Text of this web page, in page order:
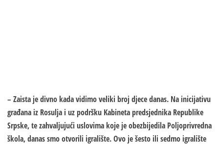
– Zaista je divno kada vidimo veliki broj djece danas. Na inicijativu
građana iz Rosulja i uz podršku Kabineta predsjednika Republike
Srpske, te zahvaljujući uslovima koje je obezbijedila Poljoprivredna
škola, danas smo otvorili igralište. Ovo je šesto ili sedmo igralište